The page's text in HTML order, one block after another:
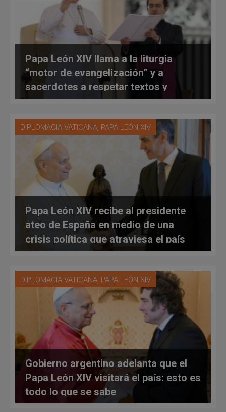
Papa León XIV llama a la liturgia
“motor de evangelización” y a
sacerdotes a respetar textos y
normas litúrgicas
DIPLOMACIA VATICANA, PAPA LEÓN XIV
Papa León XIV recibe al presidente
ateo de España en medio de una
crisis política que atraviesa el país
que está por visitar
DIPLOMACIA VATICANA, PAPA LEÓN XIV
Gobierno argentino adelanta que el
Papa León XIV visitará el país: esto es
todo lo que se sabe